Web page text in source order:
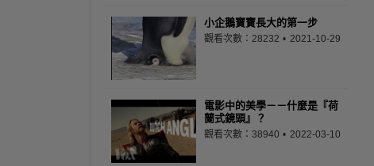
小企鵝寶寶長大的第一步
觀看次數：28232 2021-10-29
電影中的美學－－什麼是『荷
蘭式鏡頭』？
觀看次數：38940 2022-03-10